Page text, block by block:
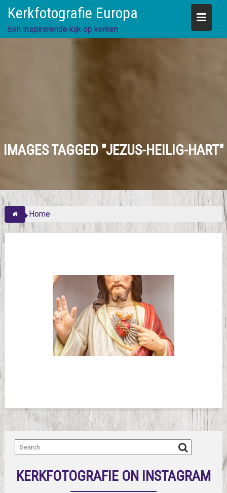
content
Kerkfotografie Europa
Een inspirerende kijk op kerken
IMAGES TAGGED "JEZUS-HEILIG-HART"
Home
KERKFOTOGRAFIE ON INSTAGRAM